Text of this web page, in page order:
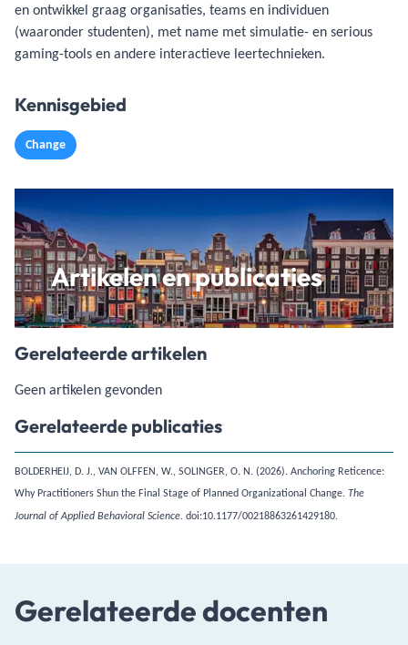
en ontwikkel graag organisaties, teams en individuen
(waaronder studenten), met name met simulatie- en serious
gaming-tools en andere interactieve leertechnieken.
Kennisgebied
Change
Artikelen en publicaties
Gerelateerde artikelen
Geen artikelen gevonden
Gerelateerde publicaties
BOLDERHEIJ, D. J., VAN OLFFEN, W., SOLINGER, O. N. (2026). Anchoring Reticence:
Why Practitioners Shun the Final Stage of Planned Organizational Change. The
Journal of Applied Behavioral Science. doi:10.1177/00218863261429180.
Gerelateerde docenten